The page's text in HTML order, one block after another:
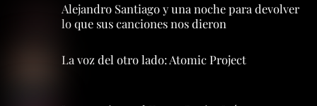
Alejandro Santiago y una noche para devolver
lo que sus canciones nos dieron
La voz del otro lado: Atomic Project